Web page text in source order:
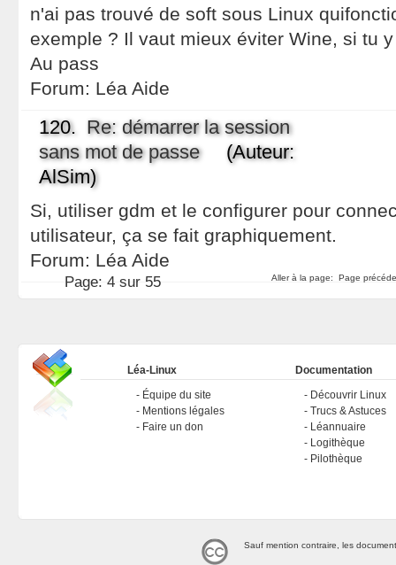
n'ai pas trouvé de soft sous Linux
exemple ? Il vaut mieux éviter Wine, si tu
Au pass
Forum: Léa Aide
120. Re: démarrer la session
sans mot de passe(Auteur:
AlSim)
Si, utiliser gdm et le configurer pour
utilisateur, ça se fait graphiquement.
Forum: Léa Aide
Aller à la page: Page
Page: 4 sur 55
Léa-Linux
Équipe du site
Mentions légales
Faire un don
Documentation
Découvrir Linux
Trucs & Astuces
Léannuaire
Logithèque
Pilothèque
Sauf mention contraire, les